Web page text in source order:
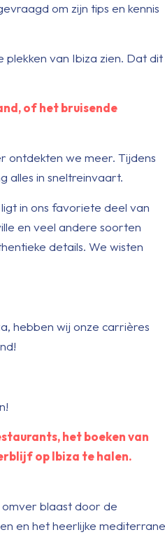
om zijn tips en kennis
plekken van Ibiza zien. Dat dit
of het bruisende
ontdekten we meer. Tijdens
alles in sneltreinvaart.
in ons favoriete deel van
en veel andere soorten
details. We wisten
hebben wij onze carrières
het boeken van
op Ibiza te halen.
blaast door de
en het heerlijke mediterrane